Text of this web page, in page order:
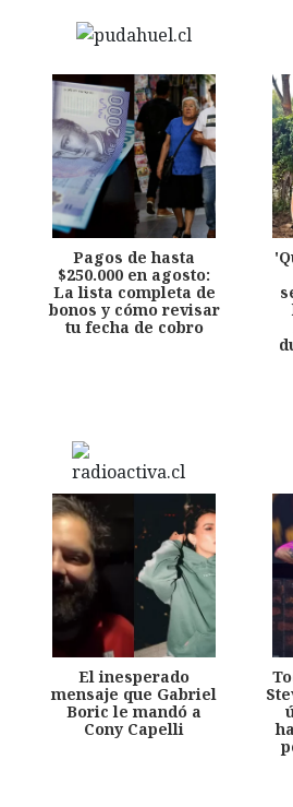
Pagos de hasta
$250.000 en agosto:
La lista completa de
bonos y cómo revisar
tu fecha de cobro
El inesperado
mensaje que Gabriel
Boric le mandó a
Cony Capelli